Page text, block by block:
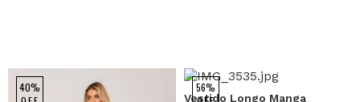
40%
56%
Vestido Longo Manga